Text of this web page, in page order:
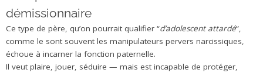
démissionnaire
Ce type de père, qu’on pourrait qualifier “d’adolescent attardé”,
comme le sont souvent les manipulateurs pervers narcissiques,
échoue à incarner la fonction paternelle.
Il veut plaire, jouer, séduire — mais est incapable de protéger,